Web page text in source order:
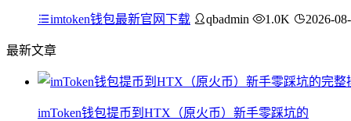
imtoken钱包最新官网下载 qbadmin 1.0K 2026-
最新文章
imToken钱包提币到HTX（原火币）新手零踩坑的